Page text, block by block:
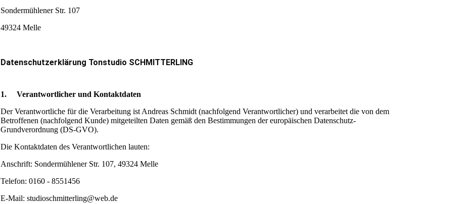
Sondermühlener Str. 107
49324 Melle
Datenschutzerklärung Tonstudio SCHMITTERLING
1. Verantwortlicher und Kontaktdaten
Der Verantwortliche für die Verarbeitung ist Andreas Schmidt (nachfolgend Verantwortlicher) und verarbeitet die von dem
Betroffenen (nachfolgend Kunde) mitgeteilten Daten gemäß den Bestimmungen der europäischen Datenschutz-
Grundverordnung (DS-GVO).
Die Kontaktdaten des Verantwortlichen lauten:
Anschrift: Sondermühlener Str. 107, 49324 Melle
Telefon: 0160 - 8551456
E-Mail: studioschmitterling@web.de